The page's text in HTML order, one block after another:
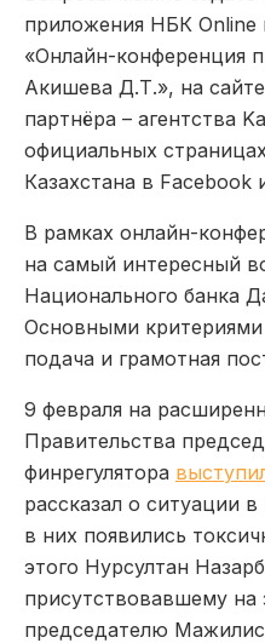
приложения НБК Online
«Онлайн-конференция
Акишева Д.Т.», на
партнёра – агентства
официальных
Казахстана в Facebook
В рамках онлайн-
на самый интересный
Национального банка
Основными критериями
подача и грамотная
9 февраля на
Правительства
финрегулятора
рассказал о ситуации
в них появились
этого Нурсултан
присутствовавшему на
председателю